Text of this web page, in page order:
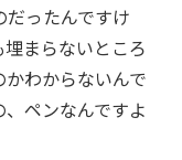
ったんですけ
まらないところ
わからないんで
ペンなんですよ